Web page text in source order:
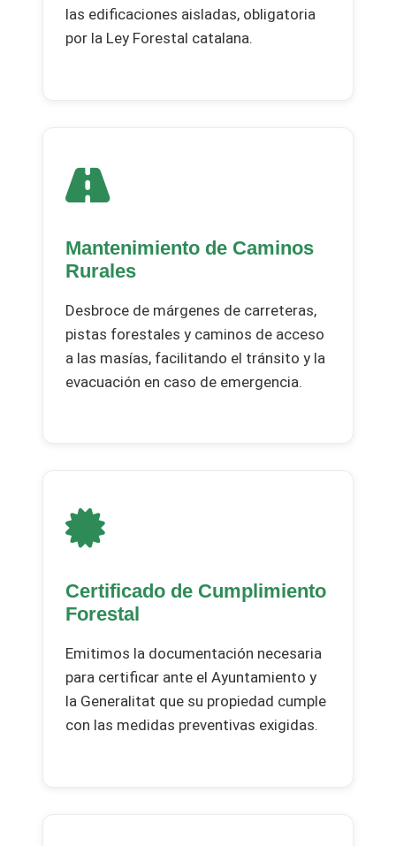
las edificaciones aisladas, obligatoria
por la Ley Forestal catalana.
Mantenimiento de Caminos
Rurales
Desbroce de márgenes de carreteras,
pistas forestales y caminos de acceso
a las masías, facilitando el tránsito y la
evacuación en caso de emergencia.
Certificado de Cumplimiento
Forestal
Emitimos la documentación necesaria
para certificar ante el Ayuntamiento y
la Generalitat que su propiedad cumple
con las medidas preventivas exigidas.